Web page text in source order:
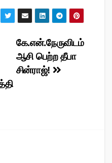
கே.என்.நேருவிடம்
ஆசி பெற்ற தீபா
சின்ராஜ்!